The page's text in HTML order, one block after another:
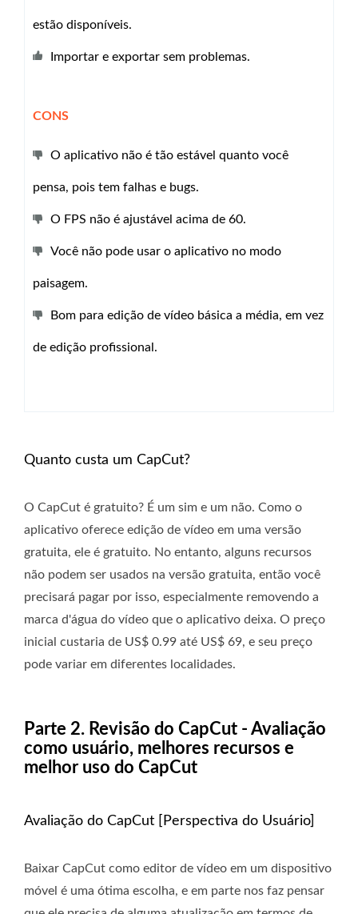
estão disponíveis.
Importar e exportar sem problemas.
CONS
O aplicativo não é tão estável quanto você
pensa, pois tem falhas e bugs.
O FPS não é ajustável acima de 60.
Você não pode usar o aplicativo no modo
paisagem.
Bom para edição de vídeo básica a média, em vez
de edição profissional.
Quanto custa um CapCut?
O CapCut é gratuito? É um sim e um não. Como o
aplicativo oferece edição de vídeo em uma versão
gratuita, ele é gratuito. No entanto, alguns recursos
não podem ser usados ​​na versão gratuita, então você
precisará pagar por isso, especialmente removendo a
marca d'água do vídeo que o aplicativo deixa. O preço
inicial custaria de US$ 0.99 até US$ 69, e seu preço
pode variar em diferentes localidades.
Parte 2. Revisão do CapCut - Avaliação
como usuário, melhores recursos e
melhor uso do CapCut
Avaliação do CapCut [Perspectiva do Usuário]
Baixar CapCut como editor de vídeo em um dispositivo
móvel é uma ótima escolha, e em parte nos faz pensar